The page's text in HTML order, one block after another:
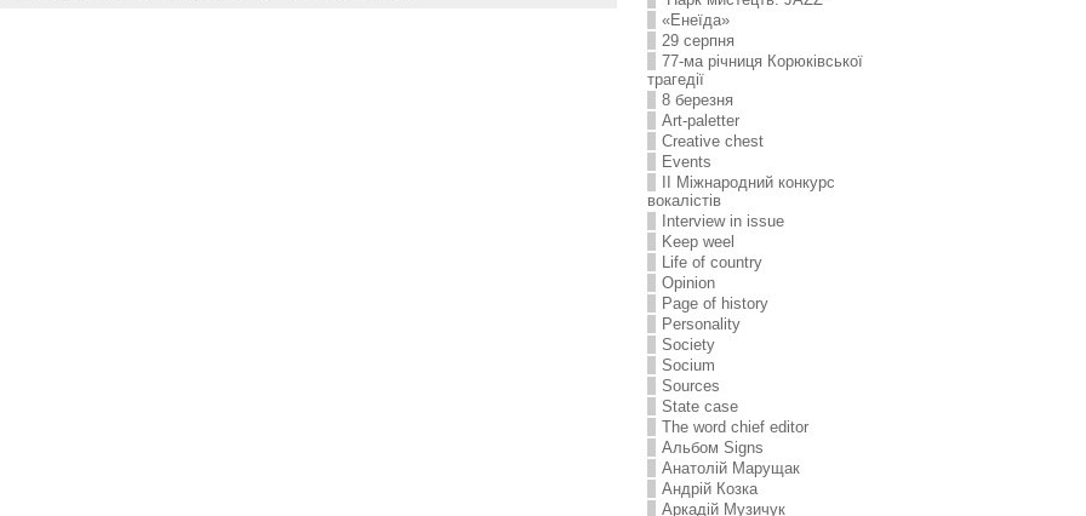
«Енеїда»
29 серпня
77-ма річниця Корюківської
трагедії
8 березня
Art-paletter
Creative chest
Events
II Міжнародний конкурс
вокалістів
Interview in issue
Keep weel
Life of country
Opinion
Page of history
Personality
Society
Socium
Sources
State case
The word chief editor
Альбом Signs
Анатолій Марущак
Андрій Козка
Аркадій Музичук